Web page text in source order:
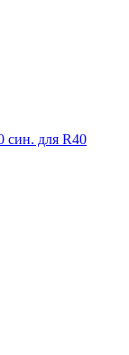
син. для R40